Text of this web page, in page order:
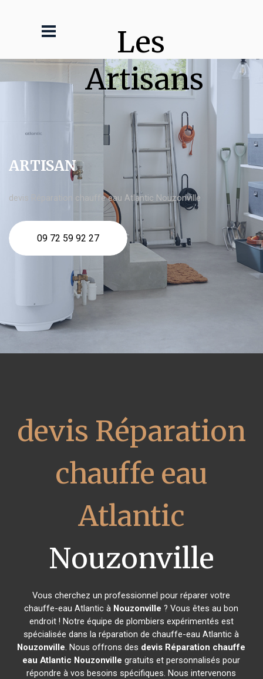
Les
Artisans
ARTISAN
devis Réparation chauffe eau Atlantic Nouzonville
09 72 59 92 27
devis Réparation
chauffe eau
Atlantic
Nouzonville
Vous cherchez un professionnel pour réparer votre
chauffe-eau Atlantic à Nouzonville ? Vous êtes au bon
endroit ! Notre équipe de plombiers expérimentés est
spécialisée dans la réparation de chauffe-eau Atlantic à
Nouzonville. Nous offrons des devis Réparation chauffe
eau Atlantic Nouzonville gratuits et personnalisés pour
répondre à vos besoins spécifiques. Nous intervenons